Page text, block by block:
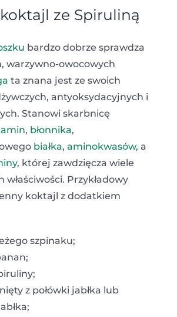
ze Spiruliną
bardzo dobrze sprawdza
warzywno-owocowych
ta znana jest ze swoich
antyoksydacyjnych i
Stanowi skarbnicę
, błonnika,
białka, aminokwasów, a
, której zawdzięcza wiele
właściwości. Przykładowy
koktajl z dodatkiem
szpinaku;
z połówki jabłka lub